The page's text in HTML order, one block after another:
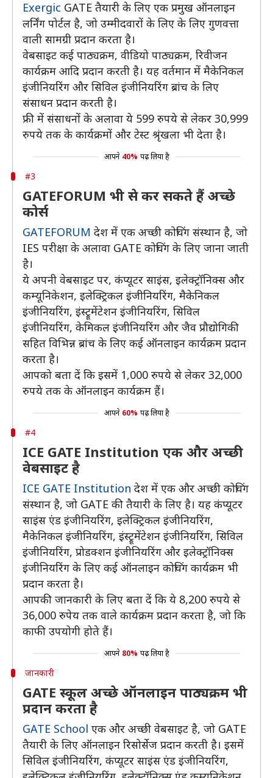
Exergic GATE तैयारी के लिए एक प्रमुख ऑनलाइन
लर्निंग पोर्टल है, जो उम्मीदवारों के लिए के लिए गुणवत्ता
वाली सामग्री प्रदान करता है।
वेबसाइट कई पाठ्यक्रम, वीडियो पाठ्यक्रम, रिवीजन
कार्यक्रम आदि प्रदान करती है। यह वर्तमान में मैकेनिकल
इंजीनियरिंग और सिविल इंजीनियरिंग ब्रांच के लिए
संसाधन प्रदान करती है।
फ्री में संसाधनों के अलावा ये 599 रुपये से लेकर 30,999
रुपये तक के कार्यक्रमों और टेस्ट श्रृंखला भी देता है।
आपने 40% पढ़ लिया है
#3
GATEFORUM भी से कर सकते हैं अच्छे
कोर्स
GATEFORUM देश में एक अच्छी कोचिंग संस्थान है, जो
IES परीक्षा के अलावा GATE कोचिंग के लिए जाना जाती
है।
ये अपनी वेबसाइट पर, कंप्यूटर साइंस, इलेक्ट्रॉनिक्स और
कम्यूनिकेशन, इलेक्ट्रिकल इंजीनियरिंग, मैकेनिकल
इंजीनियरिंग, इंस्ट्रूमेंटेशन इंजीनियरिंग, सिविल
इंजीनियरिंग, केमिकल इंजीनियरिंग और जैव प्रौद्योगिकी
सहित विभिन्न ब्रांच के लिए कई ऑनलाइन कार्यक्रम प्रदान
करता है।
आपको बता दें कि इसमें 1,000 रुपये से लेकर 32,000
रुपये तक के ऑनलाइन कार्यक्रम हैं।
आपने 60% पढ़ लिया है
#4
ICE GATE Institution एक और अच्छी
वेबसाइट है
ICE GATE Institution देश में एक और अच्छी कोचिंग
संस्थान है, जो GATE की तैयारी के लिए है। यह कंप्यूटर
साइंस एंड इंजीनियरिंग, इलेक्ट्रिकल इंजीनियरिंग,
मैकेनिकल इंजीनियरिंग, इंस्ट्रूमेंटेशन इंजीनियरिंग, सिविल
इंजीनियरिंग, प्रोडक्शन इंजीनियरिंग और इलेक्ट्रॉनिक्स
इंजीनियरिंग के लिए कई ऑनलाइन कोचिंग कार्यक्रम भी
प्रदान करता है।
आपकी जानकारी के लिए बता दें कि ये 8,200 रुपये से
36,000 रुपेय तक वाले कार्यक्रम प्रदान करता है, जो कि
काफी उपयोगी होते हैं।
आपने 80% पढ़ लिया है
जानकारी
GATE स्कूल अच्छे ऑनलाइन पाठ्यक्रम भी
प्रदान करता है
GATE School एक और अच्छी वेबसाइट है, जो GATE
तैयारी के लिए ऑनलाइन रिसोर्सेज प्रदान करती है। इसमें
सिविल इंजीनियरिंग, कंप्यूटर साइंस एंड इंजीनियरिंग,